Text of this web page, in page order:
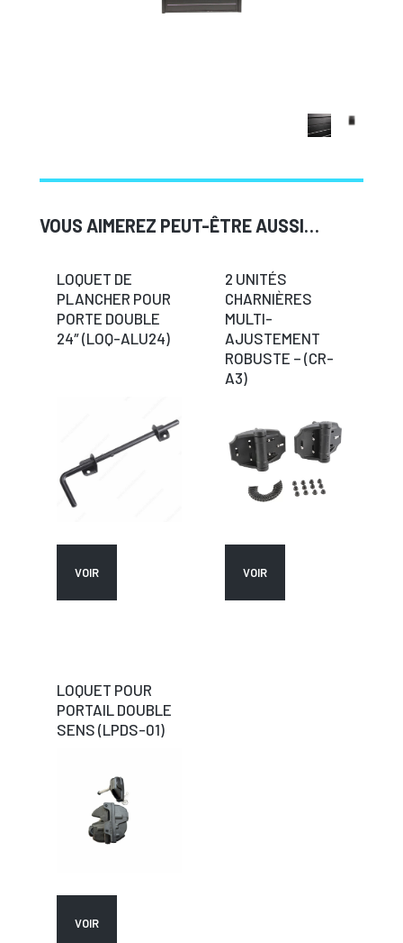
VOUS AIMEREZ PEUT-ÊTRE AUSSI…
LOQUET DE
PLANCHER POUR
PORTE DOUBLE
24″ (LOQ-ALU24)
VOIR
2 UNITÉS
CHARNIÈRES
MULTI-
AJUSTEMENT
ROBUSTE – (CR-
A3)
VOIR
LOQUET POUR
PORTAIL DOUBLE
SENS (LPDS-01)
VOIR